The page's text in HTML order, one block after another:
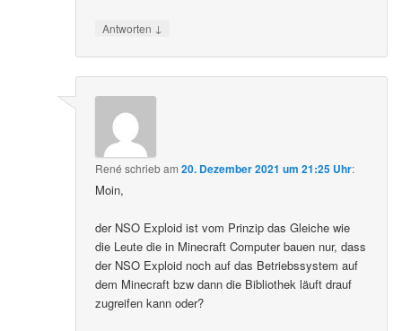
Antworten ↓
René schriebam20. Dezember 2021 um 21:25 Uhr:
Moin,
der NSO Exploid ist vom Prinzip das Gleiche wie
die Leute die in Minecraft Computer bauen nur, dass
der NSO Exploid noch auf das Betriebssystem auf
dem Minecraft bzw dann die Bibliothek läuft drauf
zugreifen kann oder?